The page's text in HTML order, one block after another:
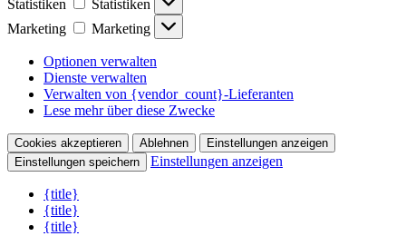
Statistiken
Statistiken
Marketing
Marketing
Optionen verwalten
Dienste verwalten
Verwalten von {vendor_count}-Lieferanten
Lese mehr über diese Zwecke
Cookies akzeptieren Ablehnen
Einstellungen anzeigen
Einstellungen speichern
Einstellungen anzeigen
{title}
{title}
{title}